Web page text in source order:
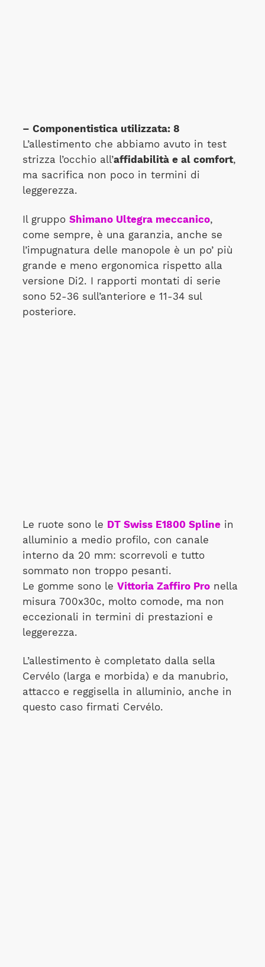
– Componentistica utilizzata: 8
L’allestimento che abbiamo avuto in test
strizza l’occhio all’affidabilità e al comfort,
ma sacrifica non poco in termini di
leggerezza.
Il gruppo Shimano Ultegra meccanico,
come sempre, è una garanzia, anche se
l’impugnatura delle manopole è un po’ più
grande e meno ergonomica rispetto alla
versione Di2. I rapporti montati di serie
sono 52-36 sull’anteriore e 11-34 sul
posteriore.
Le ruote sono le DT Swiss E1800 Splinein
alluminio a medio profilo, con canale
interno da 20 mm: scorrevoli e tutto
sommato non troppo pesanti.
Le gomme sono le Vittoria Zaffiro Pronella
misura 700x30c, molto comode, ma non
eccezionali in termini di prestazioni e
leggerezza.
L’allestimento è completato dalla sella
Cervélo (larga e morbida) e da manubrio,
attacco e reggisella in alluminio, anche in
questo caso firmati Cervélo.